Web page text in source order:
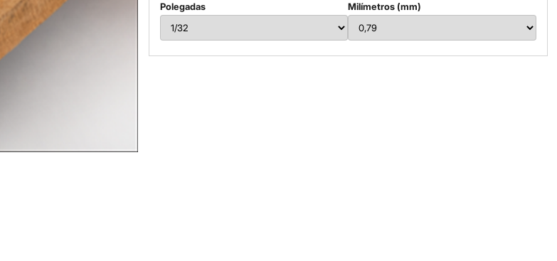
Polegadas Milímetros (mm)